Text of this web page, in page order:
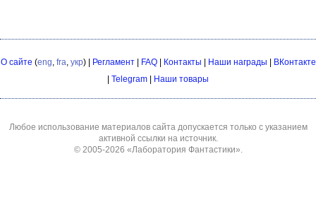
О сайте (eng, fra, укр) | Регламент| FAQ| Контакты Наши награды
ВКонтакте
Telegram Наши товары
Любое использование материалов сайта допускается только с указанием
активной ссылки на источник.
© 2005-2026 «Лаборатория Фантастики».